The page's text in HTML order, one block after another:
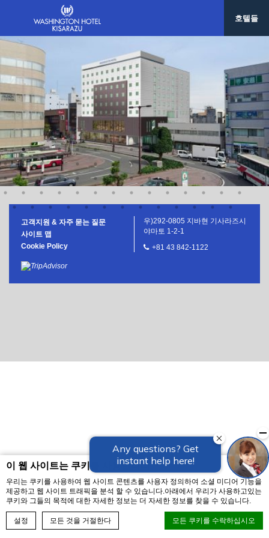
이 웹 사이트는 쿠키를 사용합니다
우리는 쿠키를 사용하여 웹 사이트 콘텐츠를 사용자 정의하여 소셜 미디어 기능을
제공하고 웹 사이트 트래픽을 분석 할 수 있습니다.아래에서 우리가 사용하고있는
쿠키와 그들의 목적에 대한 자세한 정보는 더 자세한 정보를 찾을 수 있습니다.
설정 모든 것을 거절한다 모든 쿠키를 수락하십시오
호텔들
예약하기
고객지원 & 자주 묻는 질문
사이트 맵
Cookie Policy
우)292-0805 지바현 기사라즈시
야마토 1-2-1
+81 43 842-1122
호텔 그레이스 리 나하
호텔 그레이스리 서울
대만/타이페이
호텔 그레이스리 타이베이